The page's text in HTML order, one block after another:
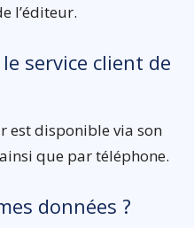
l’éditeur.
service client de
est disponible via son
que par téléphone.
données ?